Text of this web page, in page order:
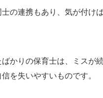
の連携もあり、気が付け
かりの保育士は、ミスが
を失いやすいものです。